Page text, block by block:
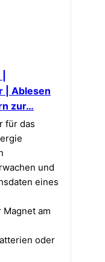
| Ablesen
zur…
für das
und
eines
am
oder